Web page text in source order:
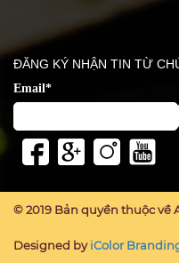
ĐĂNG KÝ NHẬN TIN TỪ
Email*
© 2019 Bản quyền thuộc về
Designed byiColor